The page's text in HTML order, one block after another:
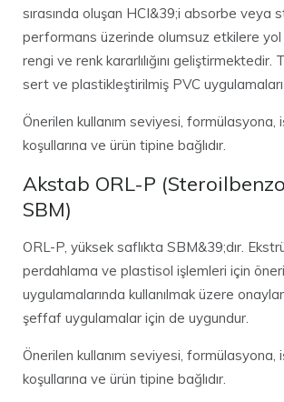
sırasında oluşan HCI&39;i absorbe veya
performans üzerinde olumsuz etkilere
rengi ve renk kararlılığını geliştirmektedir.
sert ve plastikleştirilmiş PVC
Önerilen kullanım seviyesi, formülasyona,
koşullarına ve ürün tipine bağlıdır.
Akstab ORL-P
SBM)
ORL-P, yüksek saflıkta SBM&39;dır.
perdahlama ve plastisol işlemleri için
uygulamalarında kullanılmak üzere
şeffaf uygulamalar için de uygundur.
Önerilen kullanım seviyesi, formülasyona,
koşullarına ve ürün tipine bağlıdır.